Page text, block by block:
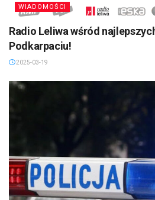
WIADOMOŚCI
Radio Leliwa wśród
Podkarpaciu!
2025-03-19